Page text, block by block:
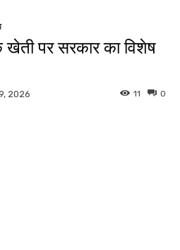
पर सरकार का विशेष
2026 0
11